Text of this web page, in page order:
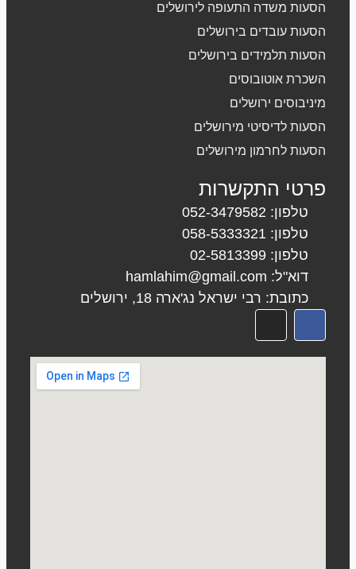
הסעות משדה התעופה לירושלים
הסעות עובדים בירושלים
הסעות תלמידים בירושלים
השכרת אוטובוסים
מיניבוסים ירושלים
הסעות לדיסיטי מירושלים
הסעות לחרמון מירושלים
פרטי התקשרות
טלפון: 052-3479582
טלפון: 058-5333321
טלפון: 02-5813399
דוא"ל: hamlahim@gmail.com
כתובת: רבי ישראל נג'ארה 18, ירושלים